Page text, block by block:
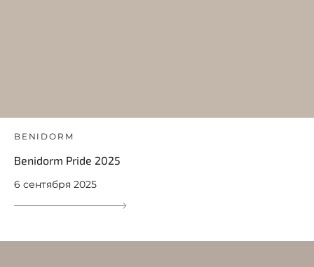
BENIDORM
Benidorm Pride 2025
6 сентября 2025